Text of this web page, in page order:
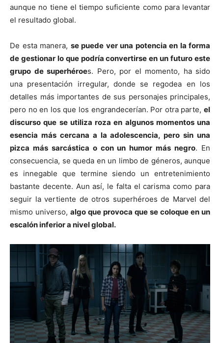
aunque no tiene el tiempo suficiente como para levantar
el resultado global.
De esta manera, se puede ver una potencia en la forma
de gestionar lo que podría convertirse en un futuro este
grupo de superhéroes. Pero, por el momento, ha sido
una presentación irregular, donde se regodea en los
detalles más importantes de sus personajes principales,
pero no en los que los engrandecerían. Por otra parte, el
discurso que se utiliza roza en algunos momentos una
esencia más cercana a la adolescencia, pero sin una
pizca más sarcástica o con un humor más negro. En
consecuencia, se queda en un limbo de géneros, aunque
es innegable que termine siendo un entretenimiento
bastante decente. Aun así, le falta el carisma como para
seguir la vertiente de otros superhéroes de Marvel del
mismo universo, algo que provoca que se coloque en un
escalón inferior a nivel global.